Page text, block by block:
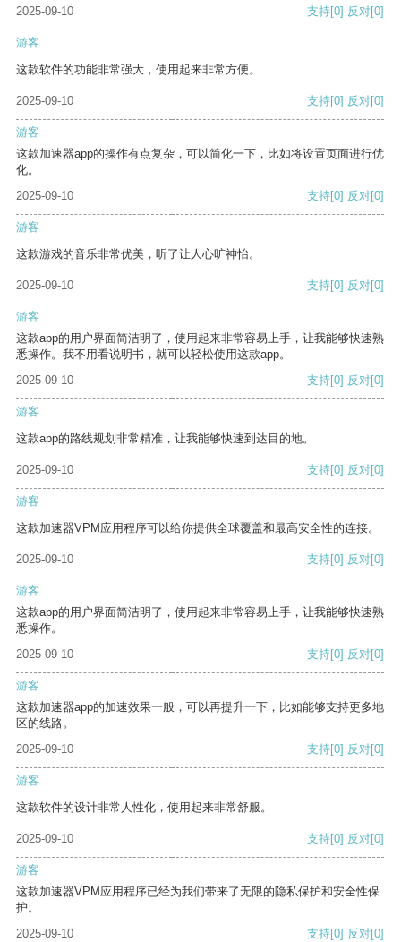
2025-09-10 支持[0] 反对[0]
游客
这款软件的功能非常强大，使用起来非常方便。
2025-09-10 支持[0] 反对[0]
游客
这款加速器app的操作有点复杂，可以简化一下，比如将设置页面进行优
化。
2025-09-10
支持[0] 反对[0]
游客
这款游戏的音乐非常优美，听了让人心旷神怡。
2025-09-10 支持[0] 反对[0]
游客
这款app的用户界面简洁明了，使用起来非常容易上手，让我能够快速熟
悉操作。我不用看说明书，就可以轻松使用这款app。
2025-09-10
支持[0] 反对[0]
游客
这款app的路线规划非常精准，让我能够快速到达目的地。
2025-09-10 支持[0] 反对[0]
游客
这款加速器VPM应用程序可以给你提供全球覆盖和最高安全性的连接。
2025-09-10 支持[0] 反对[0]
游客
这款app的用户界面简洁明了，使用起来非常容易上手，让我能够快速熟
悉操作。
2025-09-10
支持[0] 反对[0]
游客
这款加速器app的加速效果一般，可以再提升一下，比如能够支持更多地
区的线路。
2025-09-10
支持[0] 反对[0]
游客
这款软件的设计非常人性化，使用起来非常舒服。
2025-09-10 支持[0] 反对[0]
游客
这款加速器VPM应用程序已经为我们带来了无限的隐私保护和安全性保
护。
2025-09-10
支持[0] 反对[0]